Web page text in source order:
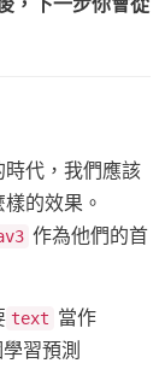
代，我們應該
的效果。
作為他們的首
text 當作
習預測